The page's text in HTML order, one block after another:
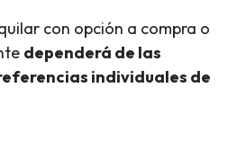
con opción a compra o
dependerá de las
individuales de